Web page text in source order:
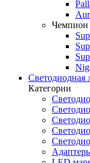
Чемпион
Светодиодная
Категории